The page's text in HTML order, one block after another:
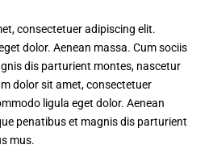
consectetuer adipiscing elit.
dolor. Aenean massa. Cum sociis
dis parturient montes, nascetur
dolor sit amet, consectetuer
ligula eget dolor. Aenean
penatibus et magnis dis parturient
mus.